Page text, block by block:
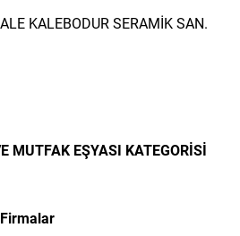
KALEBODUR SERAMİK SAN.
MUTFAK EŞYASI KATEGORİSİ